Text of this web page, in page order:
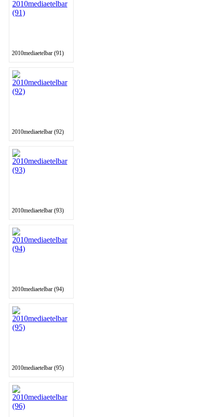
2010mediaetelbar (91)
2010mediaetelbar (92)
2010mediaetelbar (93)
2010mediaetelbar (94)
2010mediaetelbar (95)